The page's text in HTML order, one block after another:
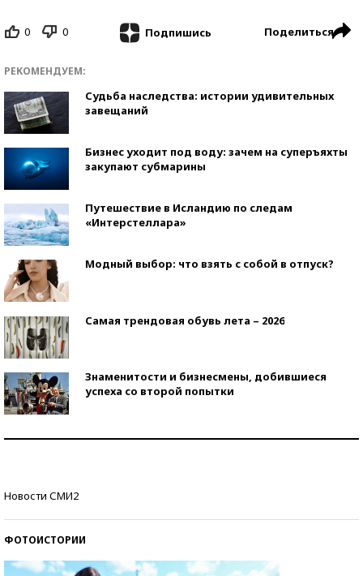
0 0 Подпишись Поделиться
РЕКОМЕНДУЕМ:
Судьба наследства: истории удивительных
завещаний
Бизнес уходит под воду: зачем на суперъяхты
закупают субмарины
Путешествие в Исландию по следам
«Интерстеллара»
Модный выбор: что взять с собой в отпуск?
Самая трендовая обувь лета – 2026
Знаменитости и бизнесмены, добившиеся
успеха со второй попытки
Новости СМИ2
ФОТОИСТОРИИ